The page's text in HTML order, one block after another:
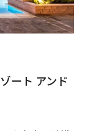
ート アンド